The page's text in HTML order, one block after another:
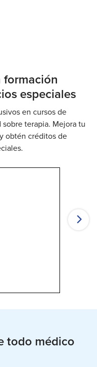
formación
especiales
en cursos de
terapia. Mejora tu
obtén créditos de
todo médico